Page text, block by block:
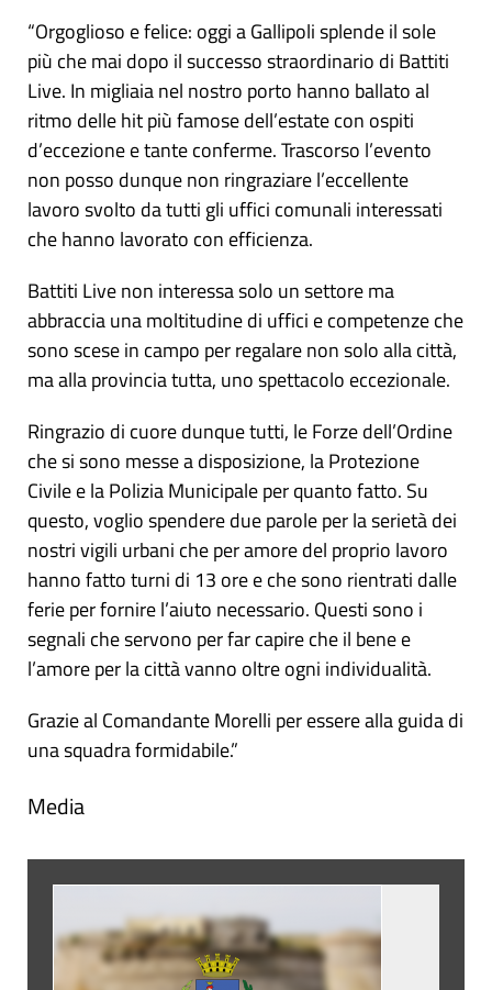
“Orgoglioso e felice: oggi a Gallipoli splende il sole
più che mai dopo il successo straordinario di Battiti
Live. In migliaia nel nostro porto hanno ballato al
ritmo delle hit più famose dell’estate con ospiti
d’eccezione e tante conferme. Trascorso l’evento
non posso dunque non ringraziare l’eccellente
lavoro svolto da tutti gli uffici comunali interessati
che hanno lavorato con efficienza.
Battiti Live non interessa solo un settore ma
abbraccia una moltitudine di uffici e competenze che
sono scese in campo per regalare non solo alla città,
ma alla provincia tutta, uno spettacolo eccezionale.
Ringrazio di cuore dunque tutti, le Forze dell’Ordine
che si sono messe a disposizione, la Protezione
Civile e la Polizia Municipale per quanto fatto. Su
questo, voglio spendere due parole per la serietà dei
nostri vigili urbani che per amore del proprio lavoro
hanno fatto turni di 13 ore e che sono rientrati dalle
ferie per fornire l’aiuto necessario. Questi sono i
segnali che servono per far capire che il bene e
l’amore per la città vanno oltre ogni individualità.
Grazie al Comandante Morelli per essere alla guida di
una squadra formidabile.”
Media